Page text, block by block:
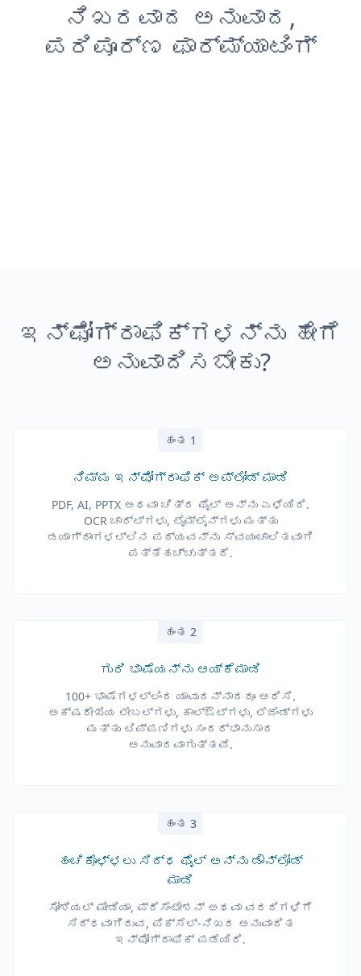
ನಿಖರವಾದ ಅನುವಾದ,
ಪರಿಪೂರ್ಣ ಫಾರ್ಮ್ಯಾಟಿಂಗ್
ಇನ್ಫೋಗ್ರಾಫಿಕ್‌ಗಳನ್ನು ಹೇಗೆ
ಅನುವಾದಿಸಬೇಕು?
ಹಂತ 1
ನಿಮ್ಮ ಇನ್ಫೋಗ್ರಾಫಿಕ್ ಅಪ್‌ಲೋಡ್ ಮಾಡಿ
PDF, AI, PPTX ಅಥವಾ ಚಿತ್ರ ಫೈಲ್ ಅನ್ನು ಎಳೆಯಿರಿ.
OCR ಚಾರ್ಟ್‌ಗಳು, ಟೈಮ್‌ಲೈನ್‌ಗಳು ಮತ್ತು
ಡಯಾಗ್ರಾಂಗಳಲ್ಲಿನ ಪಠ್ಯವನ್ನು ಸ್ವಯಂಚಾಲಿತವಾಗಿ
ಪತ್ತೆಹಚ್ಚುತ್ತದೆ.
ಹಂತ 2
ಗುರಿ ಭಾಷೆಯನ್ನು ಆಯ್ಕೆಮಾಡಿ
100+ ಭಾಷೆಗಳಲ್ಲಿಂದ ಯಾವುದನ್ನಾದರೂ ಆರಿಸಿ.
ಅಕ್ಷರೇಖೆಯ ಲೇಬಲ್‌ಗಳು, ಕಾಲ್‌ಔಟ್‌ಗಳು, ಲೆಜೆಂಡ್‌ಗಳು
ಮತ್ತು ಟಿಪ್ಪಣಿಗಳು ಸಂದರ್ಭಾನುಸಾರ
ಅನುವಾದವಾಗುತ್ತವೆ.
ಹಂತ 3
ಹಂಚಿಕೊಳ್ಳಲು ಸಿದ್ಧ ಫೈಲ್ ಅನ್ನು ಡೌನ್‌ಲೋಡ್
ಮಾಡಿ
ಸೋಶಿಯಲ್ ಮೀಡಿಯಾ, ಪ್ರೆಸೆಂಟೇಶನ್ ಅಥವಾ ವರದಿಗಳಿಗೆ
ಸಿದ್ಧವಾಗಿರುವ, ಪಿಕ್ಸೆಲ್-ನಿಖರ ಅನುವಾದಿತ
ಇನ್ಫೋಗ್ರಾಫಿಕ್ ಪಡೆಯಿರಿ.